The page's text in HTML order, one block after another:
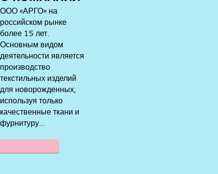
ООО «АРГО» на
российском рынке
более 15 лет.
Основным видом
деятельности является
производство
текстильных изделий
для новорожденных,
используя только
качественные ткани и
фурнитуру...